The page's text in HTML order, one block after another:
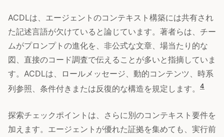
ACDLは、エージェントのコンテキスト構築には共有され
た記述言語が欠けていると論じています。著者らは、チー
ムがプロンプトの進化を、非公式な文章、場当たり的な
図、直接のコード調査で伝えることが多いと指摘していま
す。ACDLは、ロールメッセージ、動的コンテンツ、時系
列参照、条件付きまたは反復的な構造を規定します。
4
探索チェックポイントは、さらに別のコンテキスト要件を
加えます。エージェントが優れた証拠を集めても、実行前